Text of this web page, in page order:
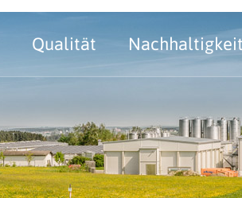
Qualität Nachhaltigkeit